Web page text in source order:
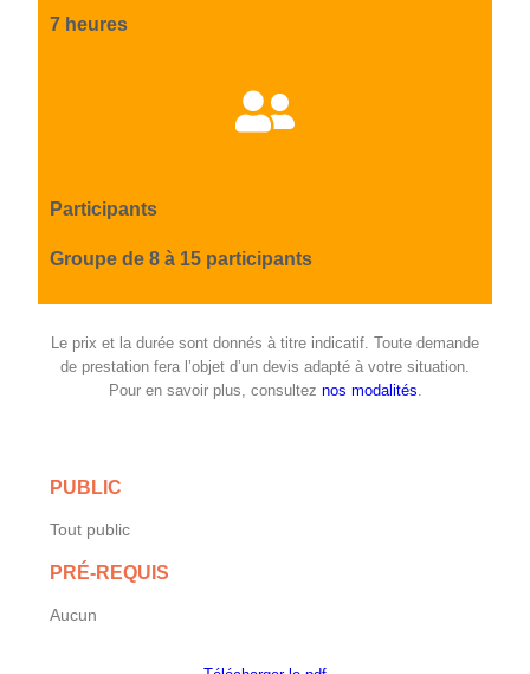
7 heures
Participants
Groupe de 8 à 15 participants
Le prix et la durée sont donnés à titre indicatif. Toute demande
de prestation fera l’objet d’un devis adapté à votre situation.
Pour en savoir plus, consultez nos modalités.
PUBLIC
Tout public
PRÉ-REQUIS
Aucun